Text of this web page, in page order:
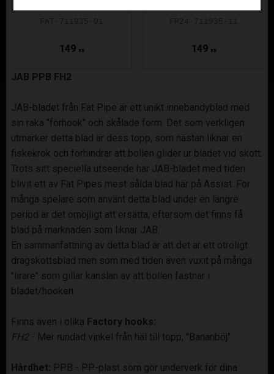
149 KR 149 KR
JAB PPB FH2
JAB-bladet från Fat Pipe är ett unikt innebandyblad med
sin raka "förhook" och skålade form. Det som verkligen
utmärker detta blad är dess topp, som nästan liknar en
fiskekrok och förhindrar att bollen glider ur bladet vid skott.
Trots sitt speciella utseende har JAB-bladet med tiden
blivit ett av Fat Pipes mest sålda blad här på Assist. För
många spelare som använt detta blad under en längre
period är det omöjligt att ersätta, eftersom det finns få
blad på marknaden som liknar JAB.
En sammanfattning av detta blad är att det är ett otroligt
dragskottsblad men som med tiden även vuxit på många
"lirare" som gillar känslan av att bollen fastnar i
bladet/hooken.
Finns även i olika Factory hooks:
FH2 - Mer rundad vinkel från häl till topp, "Bananböj"
Hårdhet: PPB - PP-plast som gör underverk för dina